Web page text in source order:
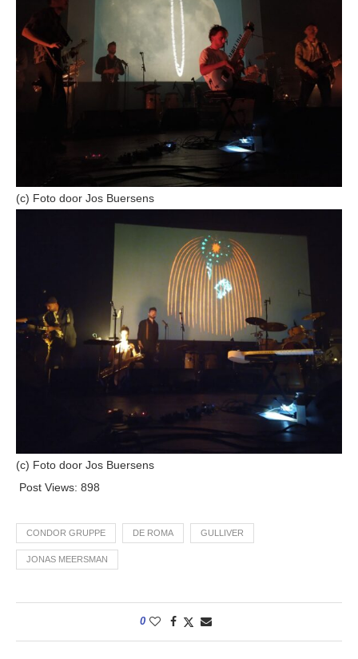
(c) Foto door Jos Buersens
(c) Foto door Jos Buersens
Post Views: 898
CONDOR GRUPPE DE ROMA GULLIVER
JONAS MEERSMAN
0